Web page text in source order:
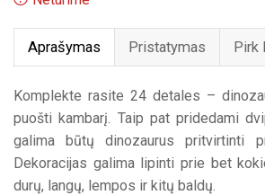
Aprašymas Pristatymas Pirk
Komplekte rasite 24 detales –
puošti kambarį. Taip pat pridedami
galima būtų dinozaurus pritvirtinti
Dekoracijas galima lipinti prie bet
durų, langų, lempos ir kitų baldų.